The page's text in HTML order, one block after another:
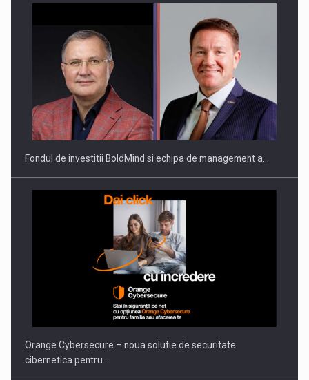
Fondul de investitii BoldMind si echipa de management a…
Orange Cybersecure – noua solutie de securitate
cibernetica pentru…